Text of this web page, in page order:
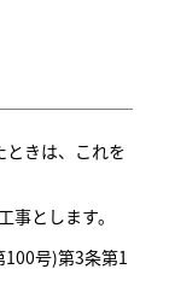
きは、これを
とします。
号)第3条第1